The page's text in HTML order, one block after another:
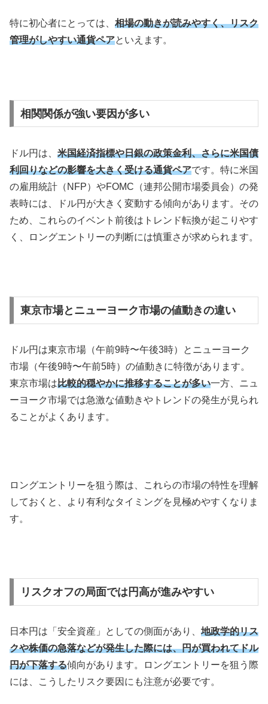
特に初心者にとっては、 相場の動きが読みやすく、リスク
管理がしやすい通貨ペアといえます。
相関関係が強い要因が多い
ドル円は、 米国経済指標や日銀の政策金利、さらに米国債
利回りなどの影響を大きく受ける通貨ペアです。特に米国
の雇用統計（ NFP）やFOMC （連邦公開市場委員会）の発
表時には、ドル円が大きく変動する傾向があります。その
ため、これらのイベント前後はトレンド転換が起こりやす
く、ロングエントリーの判断には慎重さが求められます。
東京市場とニューヨーク市場の値動きの違い
ドル円は東京市場（午前9時〜午後3時）とニューヨーク
市場（午後9時〜午前5時）の値動きに特徴があります。
東京市場は比較的穏やかに推移することが多い一方、ニュ
ーヨーク市場では急激な値動きやトレンドの発生が見られ
ることがよくあります。
ロングエントリーを狙う際は、これらの市場の特性を理解
しておくと、より有利なタイミングを見極めやすくなりま
す。
リスクオフの局面では円高が進みやすい
日本円は「安全資産」としての側面があり、 地政学的リス
クや株価の急落などが発生した際には、円が買われてドル
円が下落する傾向があります。ロングエントリーを狙う際
には、こうしたリスク要因にも注意が必要です。